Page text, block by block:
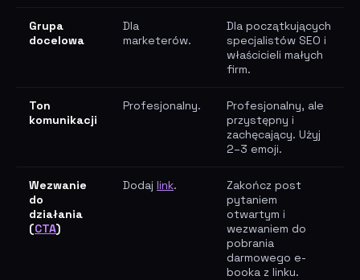
Grupa
docelowa
Dla
marketerów.
Dla początkujących
specjalistów SEO i
właścicieli małych
firm.
Ton
komunikacji
Profesjonalny.
Profesjonalny, ale
przystępny i
zachęcający. Użyj
2–3 emoji.
Wezwanie
do
działania
(CTA)
Dodaj link.
Zakończ post
pytaniem
otwartym i
wezwaniem do
pobrania
darmowego e-
booka z linku.